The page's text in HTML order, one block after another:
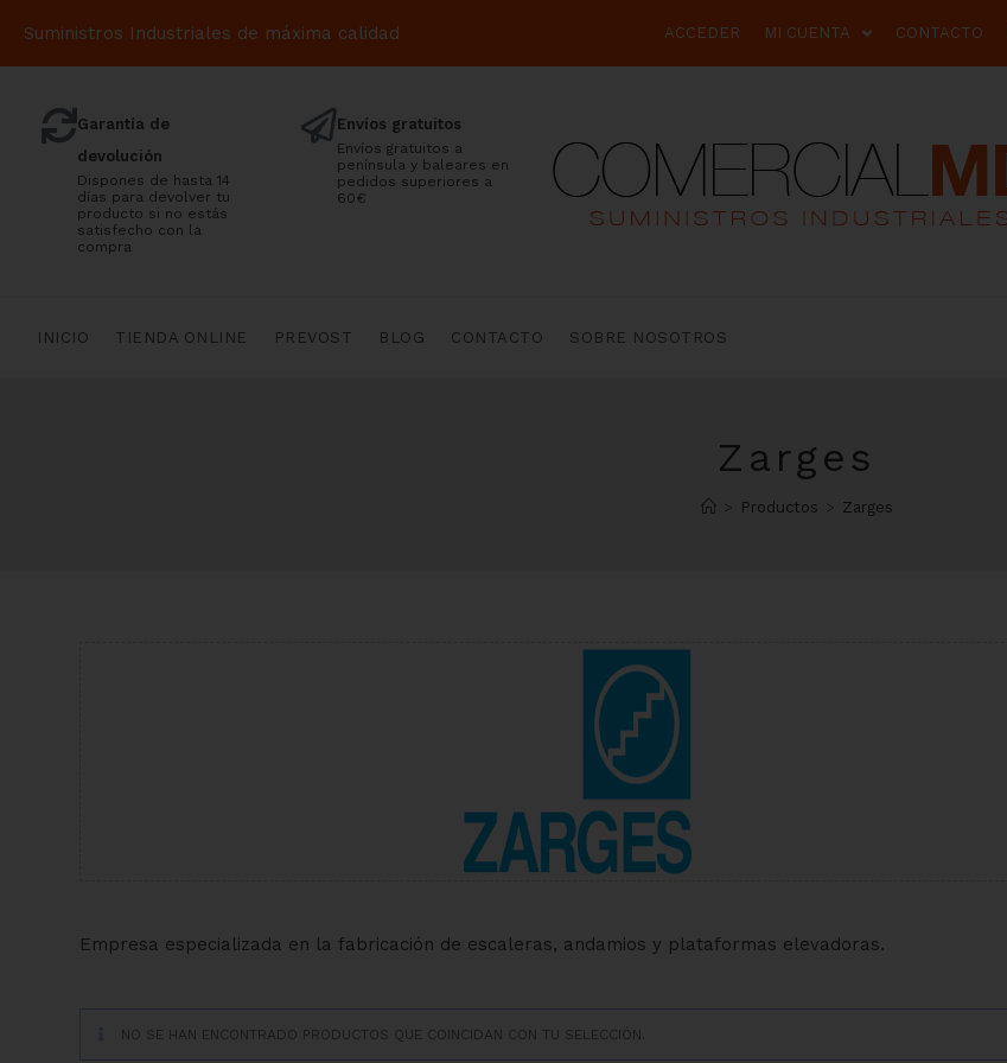
Suministros Industriales de máxima calidad ACCEDER MI CUENTA CONTACTO
Garantía de
devolución
Dispones de hasta 14
días para devolver tu
producto si no estás
satisfecho con la
compra
Envíos gratuitos
Envíos gratuitos a
península y baleares en
pedidos superiores a
60€
INICIO TIENDA ONLINE PREVOST BLOG CONTACTO SOBRE NOSOTROS
Zarges
Productos Zarges
Empresa especializada en la fabricación de escaleras, andamios y plataformas elevadoras.
NO SE HAN ENCONTRADO PRODUCTOS QUE COINCIDAN CON TU SELECCIÓN.